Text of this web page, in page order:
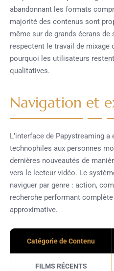
abandonnant les formats
majorité des contenus sont
même sur de grands écrans
respectent le travail de
pourquoi les utilisateurs
qualitatives.
Navigation et
L’interface de Papystreaming
technophiles aux personnes
dernières nouveautés de
vers le lecteur vidéo. Le
naviguer par genre : action,
recherche performant
approximative.
Catégorie de Contenu
FILMS RÉCENTS